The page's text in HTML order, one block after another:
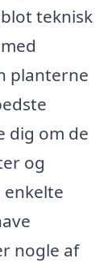
teknisk
planterne
dig om de
og
nogle af